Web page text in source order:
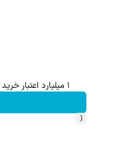
۱ میلیارد اعتبار خرید قسطی طلا | ۱۸ ماهه پرداخت کن
‹